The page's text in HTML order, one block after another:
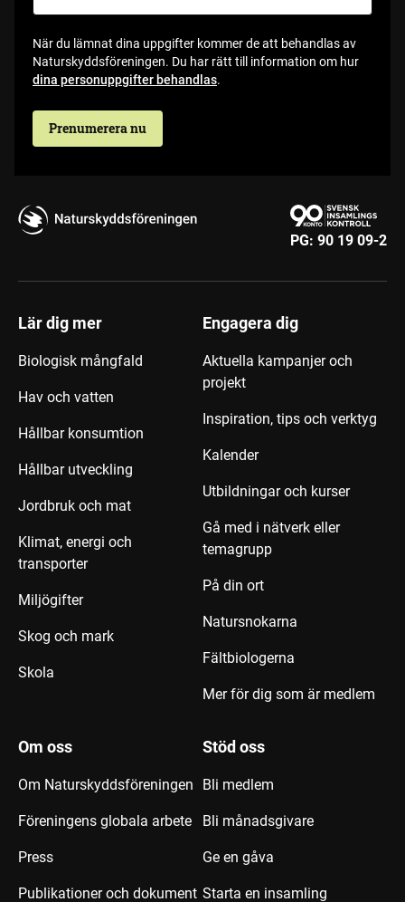
När du lämnat dina uppgifter kommer de att behandlas av
Naturskyddsföreningen. Du har rätt till information om hur
dina personuppgifter behandlas.
Prenumerera nu
PG: 90 19 09-2
Lär dig mer
Biologisk mångfald
Hav och vatten
Hållbar konsumtion
Hållbar utveckling
Jordbruk och mat
Klimat, energi och
transporter
Miljögifter
Skog och mark
Skola
Engagera dig
Aktuella kampanjer och
projekt
Inspiration, tips och verktyg
Kalender
Utbildningar och kurser
Gå med i nätverk eller
temagrupp
På din ort
Natursnokarna
Fältbiologerna
Mer för dig som är medlem
Om oss
Om Naturskyddsföreningen
Föreningens globala arbete
Press
Publikationer och dokument
Stöd oss
Bli medlem
Bli månadsgivare
Ge en gåva
Starta en insamling